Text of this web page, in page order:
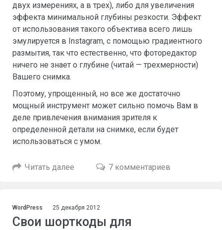
двух измерениях, а в трех), либо для увеличения
эффекта минимальной глубины резкости. Эффект
от использования такого объектива всего лишь
эмулируется в Instagram, с помощью градиентного
размытия, так что естественно, что фоторедактор
ничего не знает о глубине (читай — трехмерности)
Вашего снимка.
Поэтому, упрощенный, но все же достаточно
мощный инструмент может сильно помочь Вам в
деле привлечения внимания зрителя к
определенной детали на снимке, если будет
использоваться с умом.
Читать далее 7 комментариев
WordPress 25 декабря 2012
Свои шорткоды для